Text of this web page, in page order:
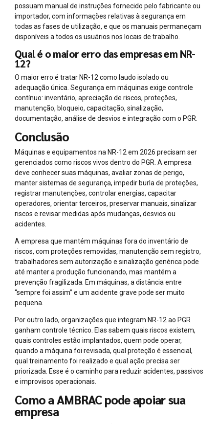
possuam manual de instruções fornecido pelo fabricante ou
importador, com informações relativas à segurança em
todas as fases de utilização, e que os manuais permaneçam
disponíveis a todos os usuários nos locais de trabalho.
Qual é o maior erro das empresas em NR-
12?
O maior erro é tratar NR-12 como laudo isolado ou
adequação única. Segurança em máquinas exige controle
contínuo: inventário, apreciação de riscos, proteções,
manutenção, bloqueio, capacitação, sinalização,
documentação, análise de desvios e integração com o PGR.
Conclusão
Máquinas e equipamentos na NR-12 em 2026 precisam ser
gerenciados como riscos vivos dentro do PGR. A empresa
deve conhecer suas máquinas, avaliar zonas de perigo,
manter sistemas de segurança, impedir burla de proteções,
registrar manutenções, controlar energias, capacitar
operadores, orientar terceiros, preservar manuais, sinalizar
riscos e revisar medidas após mudanças, desvios ou
acidentes.
A empresa que mantém máquinas fora do inventário de
riscos, com proteções removidas, manutenção sem registro,
trabalhadores sem autorização e sinalização genérica pode
até manter a produção funcionando, mas mantém a
prevenção fragilizada. Em máquinas, a distância entre
“sempre foi assim” e um acidente grave pode ser muito
pequena.
Por outro lado, organizações que integram NR-12 ao PGR
ganham controle técnico. Elas sabem quais riscos existem,
quais controles estão implantados, quem pode operar,
quando a máquina foi revisada, qual proteção é essencial,
qual treinamento foi realizado e qual ação precisa ser
priorizada. Esse é o caminho para reduzir acidentes, passivos
e improvisos operacionais.
Como a AMBRAC pode apoiar sua
empresa